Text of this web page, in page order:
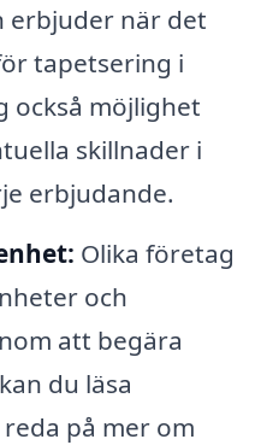
erbjuder när det
tapetsering i
också möjlighet
skillnader i
erbjudande.
Olika företag
och
att begära
du läsa
på mer om